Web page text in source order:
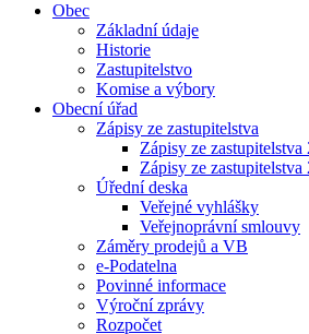
Obec
Základní údaje
Historie
Zastupitelstvo
Komise a výbory
Obecní úřad
Zápisy ze zastupitelstva
Zápisy ze zastupitelstva
Zápisy ze zastupitelstva
Úřední deska
Veřejné vyhlášky
Veřejnoprávní smlouvy
Záměry prodejů a VB
e-Podatelna
Povinné informace
Výroční zprávy
Rozpočet